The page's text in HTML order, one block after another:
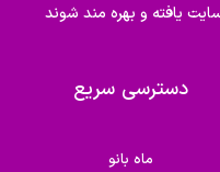
یافته و بهره مند شوند
دسترسی سریع
ماه بانو